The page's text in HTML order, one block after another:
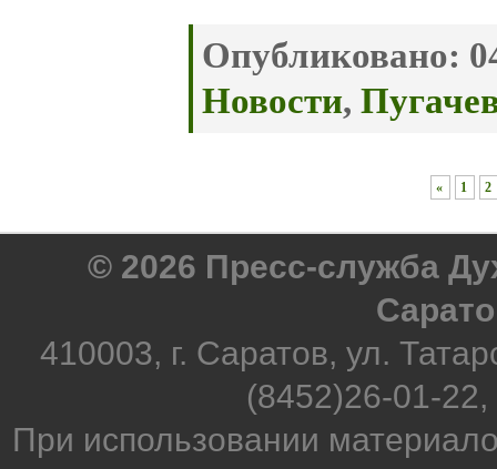
Опубликовано:
Новости,
« 1 2
© 2026 Пресс-служба
410003, г. Саратов, ул.
(8452)26-01-
При использовании